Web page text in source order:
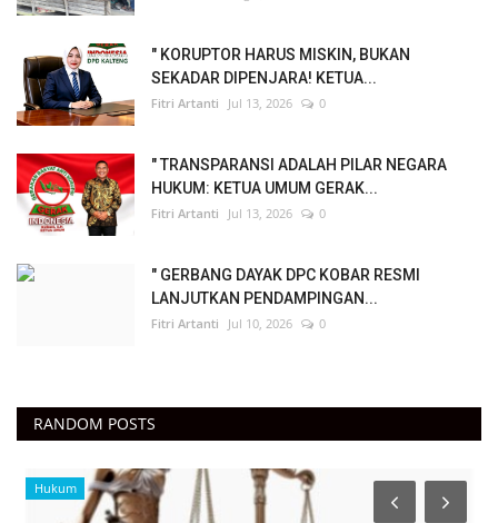
" KORUPTOR HARUS MISKIN, BUKAN
SEKADAR DIPENJARA! KETUA...
Fitri Artanti Jul 13, 2026 0
" TRANSPARANSI ADALAH PILAR NEGARA
HUKUM: KETUA UMUM GERAK...
Fitri Artanti Jul 13, 2026 0
" GERBANG DAYAK DPC KOBAR RESMI
LANJUTKAN PENDAMPINGAN...
Fitri Artanti Jul 10, 2026 0
RANDOM POSTS
Hukum